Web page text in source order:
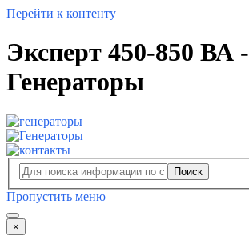
Перейти к контенту
Эксперт 450-850 ВА -
Генераторы
Поиск
Пропустить меню
×